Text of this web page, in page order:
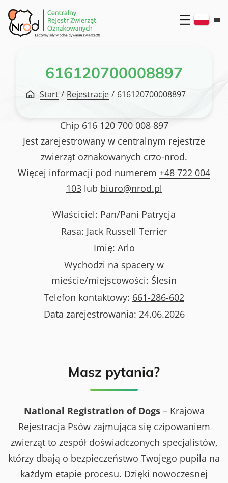
Przejdź
do
treści
616120700008897
Start / Rejestracje / 616120700008897
Chip 616 120 700 008 897
Jest zarejestrowany w centralnym rejestrze
zwierząt oznakowanych crzo-nrod.
Więcej informacji pod numerem +48 722 004
103lub biuro@nrod.pl
Właściciel: Pan/Pani Patrycja
Rasa: Jack Russell Terrier
Imię: Arlo
Wychodzi na spacery w
mieście/miejscowości: Ślesin
Telefon kontaktowy: 661-286-602
Data zarejestrowania: 24.06.2026
Masz pytania?
National Registration of Dogs– Krajowa
Rejestracja Psów zajmująca się czipowaniem
zwierząt to zespół doświadczonych specjalistów,
którzy dbają o bezpieczeństwo Twojego pupila na
każdym etapie procesu. Dzięki nowoczesnej